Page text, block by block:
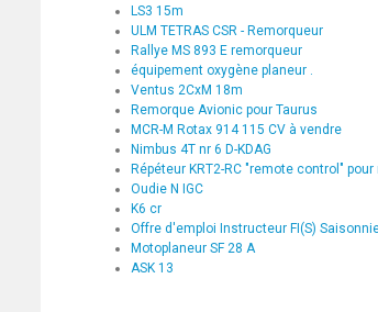
LS3 15m
ULM TETRAS CSR - Remorqueur
Rallye MS 893 E remorqueur
équipement oxygène planeur .
Ventus 2CxM 18m
Remorque Avionic pour Taurus
MCR-M Rotax 914 115 CV à vendre
Nimbus 4T nr 6 D-KDAG
Répéteur KRT2-RC "remote control" pour
Oudie N IGC
K6 cr
Offre d'emploi Instructeur FI(S)
Motoplaneur SF 28 A
ASK 13